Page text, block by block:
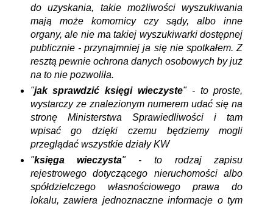
do uzyskania, takie możliwości wyszukiwania
mają może komornicy czy sądy, albo inne
organy, ale nie ma takiej wyszukiwarki dostępnej
publicznie - przynajmniej ja się nie spotkałem. Z
resztą pewnie ochrona danych osobowych by już
na to nie pozwoliła.
"jak sprawdzić księgi wieczyste" - to proste,
wystarczy ze znalezionym numerem udać się na
stronę Ministerstwa Sprawiedliwości i tam
wpisać go dzięki czemu będziemy mogli
przeglądać wszystkie działy KW
"księga wieczysta" - to rodzaj zapisu
rejestrowego dotyczącego nieruchomości albo
spółdzielczego własnościowego prawa do
lokalu, zawiera jednoznaczne informacje o tym